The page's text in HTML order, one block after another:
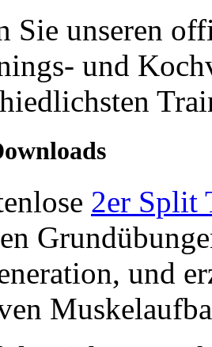
Sie unseren
und
2er Split
und